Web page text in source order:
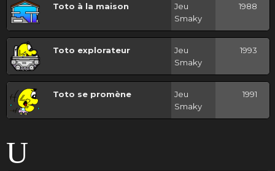
Toto à la maison
Jeu
Smaky
1988
Toto explorateur
Jeu
Smaky
1993
Toto se promène
Jeu
Smaky
1991
U